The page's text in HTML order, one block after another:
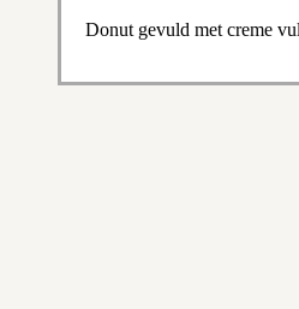
Donut gevuld met creme